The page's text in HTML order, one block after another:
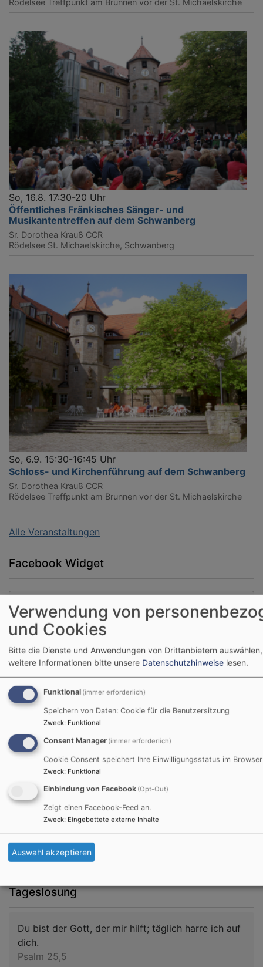
So, 16.8. 17:30-20 Uhr
Öffentliches Fränkisches Sänger- und
Musikantentreffen auf dem Schwanberg
Sr. Dorothea Krauß CCR
Rödelsee St. Michaelskirche, Schwanberg
So, 6.9. 15:30-16:45 Uhr
Schloss- und Kirchenführung auf dem Schwanberg
Sr. Dorothea Krauß CCR
Rödelsee Treffpunkt am Brunnen vor der St. Michaelskirche
Alle Veranstaltungen
Facebook Widget
Inhalte von Facebook anzeigen?
Ja (einmalig)
Datenschutzeinstellungen verwalten
Tageslosung
Du bist der Gott, der mir hilft; täglich harre ich auf
dich.
Psalm 25,5
Verwendung von
und Cookies
Bitte die Dienste und Anwendungen von Drittanbietern
weitere Informationen bitte unsere Datenschutzhinweise lesen.
Funktional (immer erforderlich)
Speichern von Daten: Cookie für die Benutzersitzung
Zweck: Funktional
Consent Manager (immer erforderlich)
Cookie Consent speichert Ihre Einwilligungsstatus im Browser
Zweck: Funktional
Einbindung von Facebook (Opt-Out)
Zeigt einen Facebook-Feed an.
Zweck: Eingebettete externe Inhalte
Auswahl akzeptieren